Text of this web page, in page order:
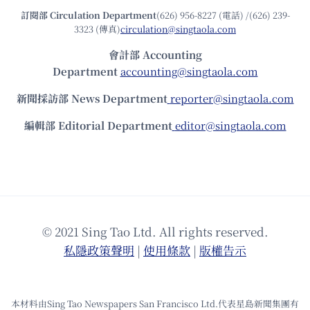
訂閱部 Circulation Department(626) 956-8227 (電話) /(626) 239-
3323 (傳真)circulation@singtaola.com
會計部 Accounting
Department accounting@singtaola.com
新聞採訪部 News Department reporter@singtaola.com
編輯部 Editorial Department editor@singtaola.com
© 2021 Sing Tao Ltd. All rights reserved.
私隱政策聲明 | 使⽤條款 | 版權告⽰
本材料由Sing Tao Newspapers San Francisco Ltd.代表星島新聞集團有